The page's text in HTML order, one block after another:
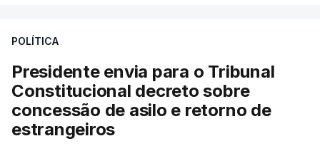
sistema mais simples, mais justo e transparente".
"Sempre que seja possível reduzir burocracias,
eliminar sobreposições e garantir que os apoios
chegam a quem mais necessita, estaremos a dar
um passo na direção certa", argumenta o
POLÍTICA
Presidente envia para o Tribunal
Constitucional decreto sobre
concessão de asilo e retorno de
estrangeiros